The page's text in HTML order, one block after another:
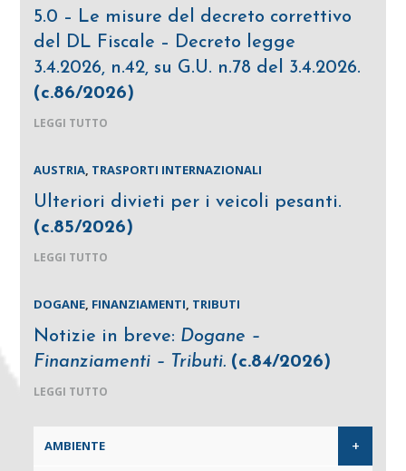
5.0 – Le misure del decreto correttivo
del DL Fiscale – Decreto legge
3.4.2026, n.42, su G.U. n.78 del 3.4.2026.
(c.86/2026)
LEGGI TUTTO
AUSTRIA, TRASPORTI INTERNAZIONALI
Ulteriori divieti per i veicoli pesanti.
(c.85/2026)
LEGGI TUTTO
DOGANE, FINANZIAMENTI, TRIBUTI
Notizie in breve: Dogane –
Finanziamenti – Tributi. (c.84/2026)
LEGGI TUTTO
AMBIENTE +